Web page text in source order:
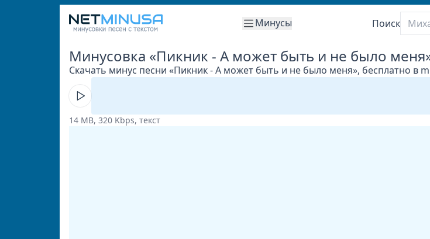
Минусы Поиск
Минусовка «Пикник - А может быть и не было
Скачать минус песни «Пикник - А может быть и не было меня», бесплатно в
14 MB, 320 Kbps, текст